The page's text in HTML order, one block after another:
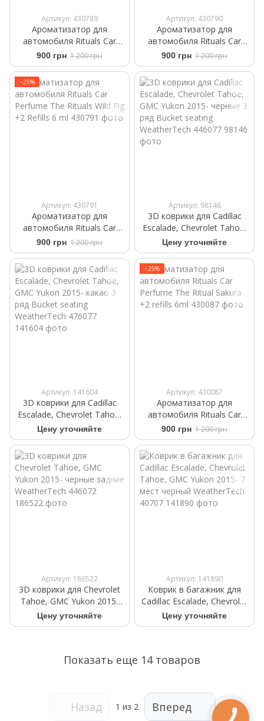
Артикул: 430789
Ароматизатор для
автомобиля Rituals ​Car
Perfume The Rituals of
Mehr +2 Refills 6 ml
900 грн 1 200 грн
Артикул: 430790
Ароматизатор для
автомобиля Rituals ​Car
Perfume ​White Basil Private
Collection +2 Refills 6 g
900 грн 1 200 грн
−25%
Артикул: 430791
Ароматизатор для
автомобиля Rituals ​Car
Perfume The Rituals Wild Fig
+2 Refills 6 ml
900 грн 1 200 грн
Артикул: 98146
3D коврики для Cadillac
Escalade, Chevrolet Tahoe,
GMC Yukon 2015- черные 3
ряд Bucket seating
WeatherTech 446077
Цену уточняйте
Артикул: 141604
3D коврики для Cadillac
Escalade, Chevrolet Tahoe,
GMC Yukon 2015- какао 3
ряд Bucket seating
Цену уточняйте
−25%
Артикул: 430087
Ароматизатор для
автомобиля Rituals ​Car
Perfume The Ritual Sakura
+2 refills 6ml
900 грн 1 200 грн
Артикул: 186522
3D коврики для Chevrolet
Tahoe, GMC Yukon 2015-
черные задние
WeatherTech 446072
Цену уточняйте
Артикул: 141890
Коврик в багажник для
Cadillac Escalade, Chevrolet
Tahoe, GMC Yukon 2015- 7
мест черный WeatherTech
Цену уточняйте
Показать еще 14 товаров
Назад 1 из 2 Вперед